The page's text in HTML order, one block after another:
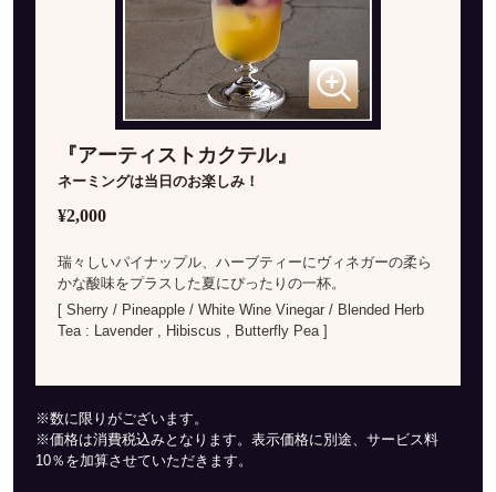
『アーティストカクテル』
ネーミングは当日のお楽しみ！
¥2,000
瑞々しいパイナップル、ハーブティーにヴィネガーの柔ら
かな酸味をプラスした夏にぴったりの一杯。
[ Sherry / Pineapple / White Wine Vinegar / Blended Herb
Tea : Lavender , Hibiscus , Butterfly Pea ]
※数に限りがございます。
※価格は消費税込みとなります。表示価格に別途、サービス料
10％を加算させていただきます。